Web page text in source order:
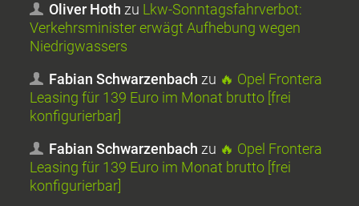
Oliver Hoth zu Lkw-Sonntagsfahrverbot:
Verkehrsminister erwägt Aufhebung wegen
Niedrigwassers
Fabian Schwarzenbach zu 🔥 Opel Frontera
Leasing für 139 Euro im Monat brutto [frei
konfigurierbar]
Fabian Schwarzenbach zu 🔥 Opel Frontera
Leasing für 139 Euro im Monat brutto [frei
konfigurierbar]